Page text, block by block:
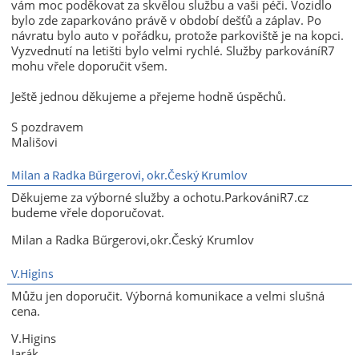
vám moc poděkovat za skvělou službu a vaši péči. Vozidlo
bylo zde zaparkováno právě v období dešťů a záplav. Po
návratu bylo auto v pořádku, protože parkoviště je na kopci.
Vyzvednutí na letišti bylo velmi rychlé. Služby parkováníR7
mohu vřele doporučit všem.
Ještě jednou děkujeme a přejeme hodně úspěchů.
S pozdravem
Mališovi
Milan a Radka Bűrgerovi, okr.Český Krumlov
Děkujeme za výborné služby a ochotu.ParkovániR7.cz
budeme vřele doporučovat.
Milan a Radka Bűrgerovi,okr.Český Krumlov
V.Higins
Můžu jen doporučit. Výborná komunikace a velmi slušná
cena.
V.Higins